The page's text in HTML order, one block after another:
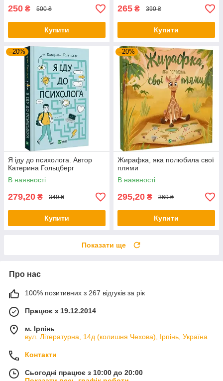
250 ₴ 500 ₴
Купити
265 ₴ 390 ₴
Купити
–20%
Я іду до психолога. Автор
Катерина Гольцберг
В наявності
279,20 ₴ 349 ₴
Купити
–20%
Жирафка, яка полюбила свої
плями
В наявності
295,20 ₴ 369 ₴
Купити
Показати ще
Про нас
100% позитивних з 267 відгуків за рік
Працює з 19.12.2014
м. Ірпінь
вул. Літературна, 14д (колишня Чехова), Ірпінь, Україна
Контакти
Сьогодні працює з 10:00 до 20:00